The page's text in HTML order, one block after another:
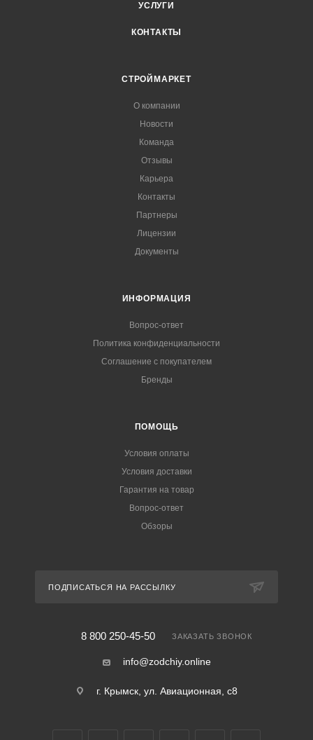
УСЛУГИ
КОНТАКТЫ
СТРОЙМАРКЕТ
О компании
Новости
Команда
Отзывы
Карьера
Контакты
Партнеры
Лицензии
Документы
ИНФОРМАЦИЯ
Вопрос-ответ
Политика конфиденциальности
Соглашение с покупателем
Бренды
ПОМОЩЬ
Условия оплаты
Условия доставки
Гарантия на товар
Вопрос-ответ
Обзоры
ПОДПИСАТЬСЯ НА РАССЫЛКУ
8 800 250-45-50 ЗАКАЗАТЬ ЗВОНОК
info@zodchiy.online
г. Крымск, ул. Авиационная, с8